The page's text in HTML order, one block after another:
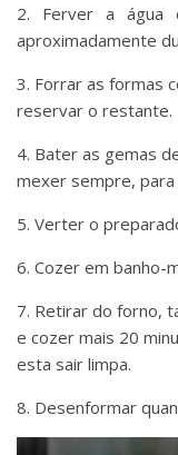
2. Ferver a água
aproximadamente
3. Forrar as formas
reservar o restante.
4. Bater as gemas
mexer sempre,
5. Verter o
6. Cozer em banho-
7. Retirar do forno,
e cozer mais 20
esta sair limpa.
8. Desenformar